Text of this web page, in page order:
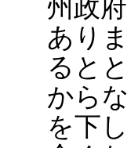
州政
あり
ると
から
を下